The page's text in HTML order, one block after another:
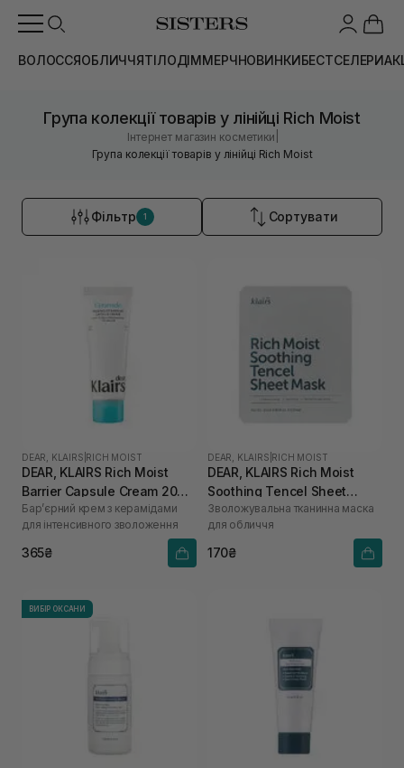
ВОЛОССЯОБЛИЧЧЯТІЛОДІММЕРЧНОВИНКИБЕСТСЕЛЕРИ
Група колекції товарів у лінійці Rich Moist
Інтернет магазин косметики
Група колекції товарів у лінійці Rich Moist
Фільтр 1 Сортувати
DEAR, KLAIRS RICH MOIST
DEAR, KLAIRS Rich Moist
Barrier Capsule Cream 20
мл
Бар’єрний крем з керамідами
для інтенсивного зволоження
365₴
DEAR, KLAIRS RICH MOIST
DEAR, KLAIRS Rich Moist
Soothing Tencel Sheet
Mask 1 шт
Зволожувальна тканинна маска
для обличчя
170₴
ВИБІР ОКСАНИ